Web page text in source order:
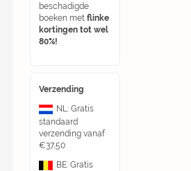
beschadigde
boeken met flinke
kortingen tot wel
80%!
Verzending
NL: Gratis
standaard
verzending vanaf
€37,50
BE: Gratis